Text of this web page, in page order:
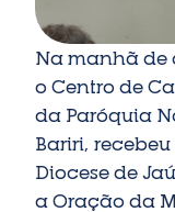
Na manhã de
o Centro de
da Paróquia
Bariri,
Diocese de
a Oração da